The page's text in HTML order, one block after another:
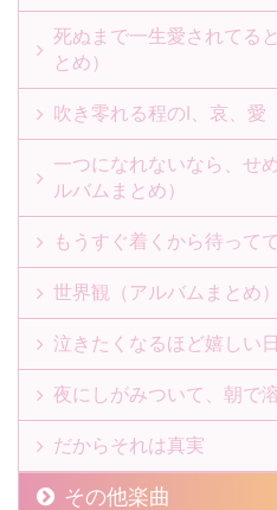
死ぬまで一生愛されてる
とめ）
吹き零れる程のI、哀、愛
一つになれないなら、せ
ルバムまとめ）
もうすぐ着くから待って
世界観（アルバムまとめ）
泣きたくなるほど嬉しい
夜にしがみついて、朝で
だからそれは真実
その他楽曲